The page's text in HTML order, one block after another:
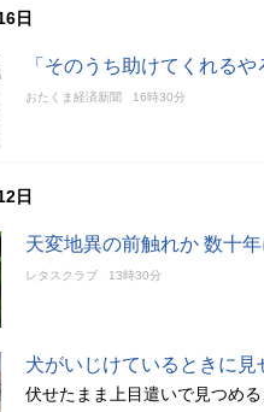
日
「そのうち助けてくれる
おたくま経済新聞 16時30分
日
天変地異の前触れか 数十
レタスクラブ 13時30分
犬がいじけているときに見
伏せたまま上目遣いで見つめ